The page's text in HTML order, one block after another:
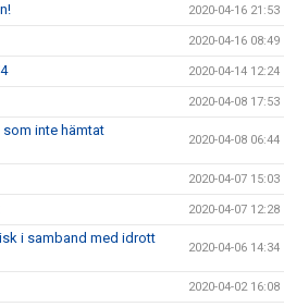
2020-04-16 21:53
2020-04-16 08:49
2020-04-14 12:24
2020-04-08 17:53
inte hämtat
2020-04-08 06:44
2020-04-07 15:03
2020-04-07 12:28
i samband med idrott
2020-04-06 14:34
2020-04-02 16:08